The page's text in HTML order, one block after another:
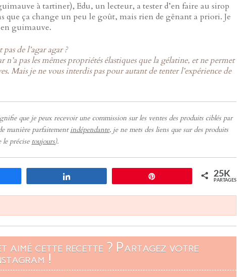
à tartiner), Edu, un lecteur, a tester d’en faire au sirop
que ça change un peu le goût, mais rien de gênant a priori. Je
en guimauve.
de l’agar agar ?
pas les mêmes propriétés élastiques que la gélatine, et ne permet
Mais je ne vous interdis pas pour autant de tenter l’expérience de
que je peux recevoir une commission sur les ventes des produits ciblés par
manière parfaitementindépendante, je ne mets des liens que sur des produits
le précise toujours).
25K
PARTAGES
aimé cette recette ? Partagez votre
!